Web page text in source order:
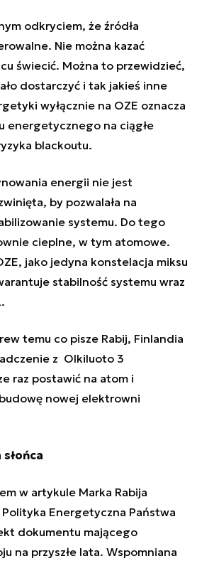
odkryciem, że źródła
Nie można kazać
świecić. Można to przewidzieć,
dostarczyć i tak jakieś inne
wyłącznie na OZE oznacza
energetycznego na ciągłe
blackoutu.
energii nie jest
by pozwalała na
systemu. Do tego
cieplne, w tym atomowe.
jako jedyna konstelacja miksu
stabilność systemu wraz
temu co pisze Rabij, Finlandia
z Olkiluoto 3
raz postawić na atom i
nowej elektrowni
w artykule Marka Rabija
Energetyczna Państwa
dokumentu mającego
na przyszłe lata. Wspomniana